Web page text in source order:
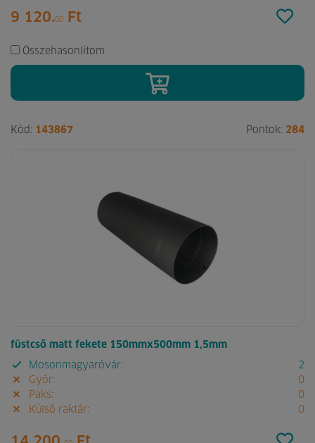
9 120.00 Ft
Összehasonlítom
Kód: 143867 Pontok: 284
füstcső matt fekete 150mmx500mm 1,5mm
Mosonmagyaróvár:
2
Győr:
0
Paks:
0
Külső raktár:
0